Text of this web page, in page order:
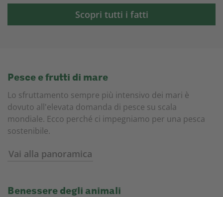
Scopri tutti i fatti
Pesce e frutti di mare
Lo sfruttamento sempre più intensivo dei mari è
dovuto all'elevata domanda di pesce su scala
mondiale. Ecco perché ci impegniamo per una pesca
sostenibile.
Vai alla panoramica
Benessere degli animali